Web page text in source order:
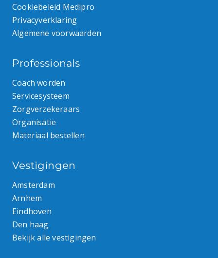
Cookiebeleid Medipro
Privacyverklaring
Algemene voorwaarden
Professionals
Coach worden
Servicesysteem
Zorgverzekeraars
Organisatie
Materiaal bestellen
Vestigingen
Amsterdam
Arnhem
Eindhoven
Den haag
Bekijk alle vestigingen